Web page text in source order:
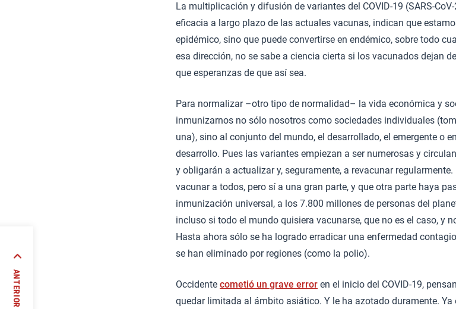
La multiplicación y difusión de variantes del COVID-19 (SARS-
eficacia a largo plazo de las actuales vacunas, indican que
epidémico, sino que puede convertirse en endémico, sobre todo
esa dirección, no se sabe a ciencia cierta si los vacunados dejan
que esperanzas de que así sea.
Para normalizar –otro tipo de normalidad– la vida económica y
inmunizarnos no sólo nosotros como sociedades individuales
una), sino al conjunto del mundo, el desarrollado, el emergente o
desarrollo. Pues las variantes empiezan a ser numerosas y
y obligarán a actualizar y, seguramente, a revacunar
vacunar a todos, pero sí a una gran parte, y que otra parte haya
inmunización universal, a los 7.800 millones de personas del
incluso si todo el mundo quisiera vacunarse, que no es el caso, y
Hasta ahora sólo se ha logrado erradicar una enfermedad
se han eliminado por regiones (como la polio).
Occidente cometió un grave error en el inicio del COVID-19,
quedar limitada al ámbito asiático. Y le ha azotado duramente. Ya
ANTERIOR